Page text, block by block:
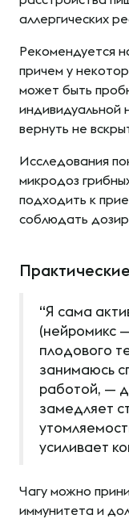
аллергических
Рекомендуется
причем у
может быть
индивидуальной
вернуть не
Исследования
микродоз
подходить к
соблюдать
“Я сама
(нейромикс
плодового
занимаюсь
работой, —
замедляет
усиливает
Чагу можно
иммунитета и